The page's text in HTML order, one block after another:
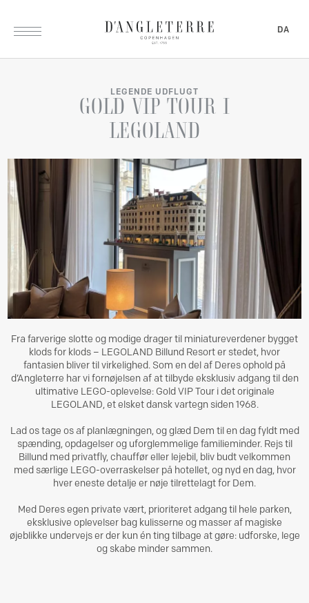
DA
LEGENDE UDFLUGT
GOLD VIP TOUR I
LEGOLAND
Fra farverige slotte og modige drager til miniatureverdener bygget
klods for klods – LEGOLAND Billund Resort er stedet, hvor
fantasien bliver til virkelighed. Som en del af Deres ophold på
d’Angleterre har vi fornøjelsen af at tilbyde eksklusiv adgang til den
ultimative LEGO-oplevelse: Gold VIP Tour i det originale
LEGOLAND, et elsket dansk vartegn siden 1968.
Lad os tage os af planlægningen, og glæd Dem til en dag fyldt med
spænding, opdagelser og uforglemmelige familieminder. Rejs til
Billund med privatfly, chauffør eller lejebil, bliv budt velkommen
med særlige LEGO-overraskelser på hotellet, og nyd en dag, hvor
hver eneste detalje er nøje tilrettelagt for Dem.
Med Deres egen private vært, prioriteret adgang til hele parken,
eksklusive oplevelser bag kulisserne og masser af magiske
øjeblikke undervejs er der kun én ting tilbage at gøre: udforske, lege
og skabe minder sammen.